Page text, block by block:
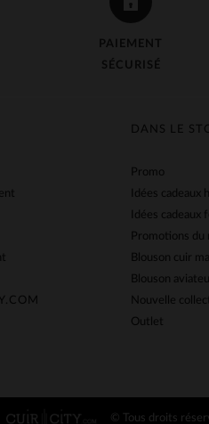
PAIEMENT
SÉCURISÉ
DANS LE
Promo
Idées cadeaux
Idées cadeaux
Promotions du
Blouson cuir
Blouson
Nouvelle
Outlet
© Tous droits